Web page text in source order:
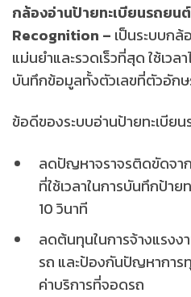
กล้องอ่านป้ายทะเบียนรถยน
Recognition – เป็นระบบก
แม่นยำและรวดเร็วที่สุด ใช้เวล
บันทึกข้อมูลทั้งตัวเลขที่ตัวอักษ
ข้อดีของระบบอ่านป้ายทะเบีย
ลดปัญหาจราจรติดขัดจา
ที่ใช้เวลาในการบันทึกป้า
10 วินาที
ลดต้นทุนในการจ้างแรง
รถ และป้องกันปัญหาการ
ค่าบริการที่จอดรถ